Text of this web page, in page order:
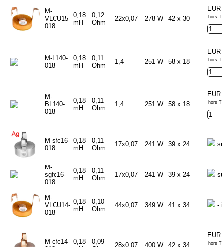
M-
VLCU15-
018
0,18
mH
0,12
Ohm
22x0,07 278 W 42 x 30 hors
M-L140-
018
0,18
mH
0,11
Ohm
1,4 251 W 58 x 18 hors
M-
BL140-
018
0,18
mH
0,11
Ohm
1,4 251 W 58 x 18 hors
M-sfc16-
018
0,18
mH
0,11
Ohm
17x0,07 241 W 39 x 24
M-
sgfc16-
018
0,18
mH
0,11
Ohm
17x0,07 241 W 39 x 24
M-
VLCU14-
018
0,18
mH
0,10
Ohm
44x0,07 349 W 41 x 34 -
M-cfc14- 0,18
0,09
28x0,07 400 W 42 x 34 hors